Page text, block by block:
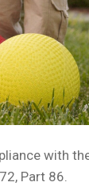
with
Part 86.